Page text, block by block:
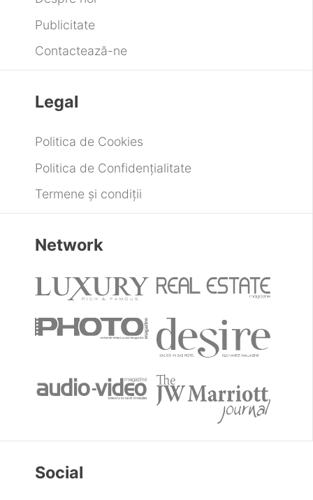
Publicitate
Contactează-ne
Legal
Politica de Cookies
Politica de Confidențialitate
Termene și condiții
Network
Social